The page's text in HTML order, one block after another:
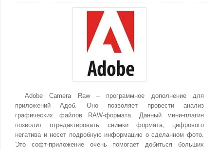
Adobe Camera Raw – программное дополнение для
приложений Адоб. Оно позволяет провести анализ
графических файлов RAW-формата. Данный мини-плагин
позволит отредактировать снимки формата, цифрового
негатива и несет подробную информацию о сделанном фото.
Это софт-приложение очень помогает добиться больших